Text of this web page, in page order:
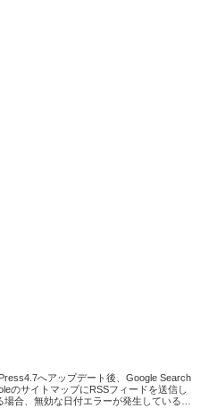
へアップデート後、Google Search
のサイトマップにRSSフィードを送信し
場合、無効な日付エラーが発生している時